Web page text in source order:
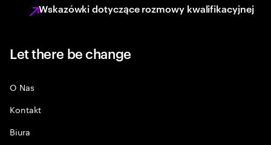
Wskazówki dotyczące rozmowy kwalifikacyjnej
Let there be change
O Nas
Kontakt
Biura